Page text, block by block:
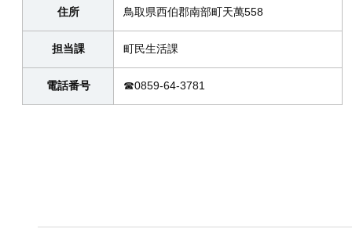
住所 鳥取県西伯郡南部町天萬558
担当課 町民生活課
電話番号 ☎0859-64-3781